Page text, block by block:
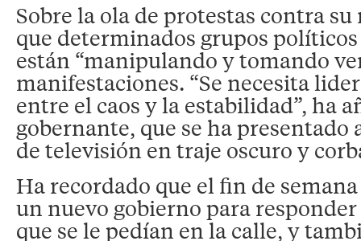
Sobre la ola de protestas contra
que determinados grupos
están “manipulando y tomando
manifestaciones. “Se necesita
entre el caos y la estabilidad”, ha
gobernante, que se ha presentado
de televisión en traje oscuro y
Ha recordado que el fin de
un nuevo gobierno para responder
que se le pedían en la calle, y